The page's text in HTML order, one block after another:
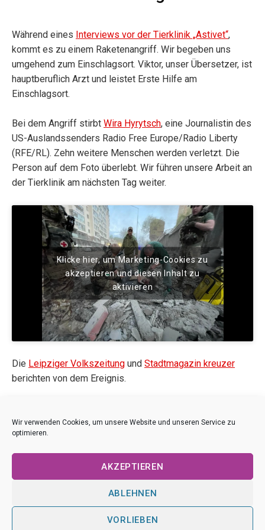
Wir verwenden Cookies, um unsere Website und unseren Service zu
optimieren.
AKZEPTIEREN
ABLEHNEN
VORLIEBEN
Während eines Interviews vor der Tierklinik „Astivet“,
kommt es zu einem Raketenangriff. Wir begeben uns
umgehend zum Einschlagsort. Viktor, unser Übersetzer, ist
hauptberuflich Arzt und leistet Erste Hilfe am
Einschlagsort.
Bei dem Angriff stirbt Wira Hyrytsch, eine Journalistin des
US-Auslandssenders Radio Free Europe/Radio Liberty
(RFE/RL). Zehn weitere Menschen werden verletzt. Die
Person auf dem Foto überlebt. Wir führen unsere Arbeit an
der Tierklinik am nächsten Tag weiter.
Klicke hier, um Marketing-Cookies zu
akzeptieren und diesen Inhalt zu
aktivieren
Die Leipziger Volkszeitung und Stadtmagazin kreuzer
berichten von dem Ereignis.
Kriegstouristen.